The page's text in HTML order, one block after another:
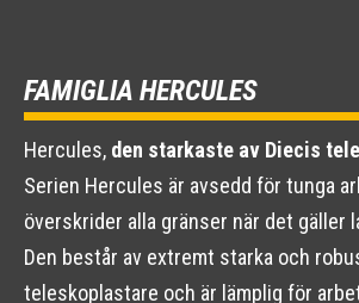
FAMIGLIA HERCULES
Hercules, den starkaste av Diecis
Serien Hercules är avsedd för tunga
överskrider alla gränser när det gäller
Den består av extremt starka och
teleskoplastare och är lämplig för